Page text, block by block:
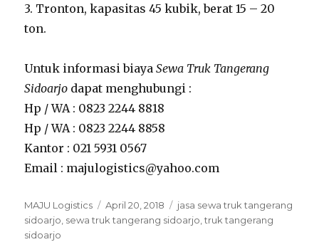
3. Tronton, kapasitas 45 kubik, berat 15 – 20
ton.
Untuk informasi biayaSewa Truk Tangerang
Sidoarjo dapat menghubungi :
Hp / WA : 0823 2244 8818
Hp / WA : 0823 2244 8858
Kantor : 021 5931 0567
Email : majulogistics@yahoo.com
Author
MAJU Logistics
Posted
on
April 20, 2018 Tags
jasa sewa truk tangerang
sidoarjo sewa truk tangerang sidoarjo ,truk tangerang
sidoarjo